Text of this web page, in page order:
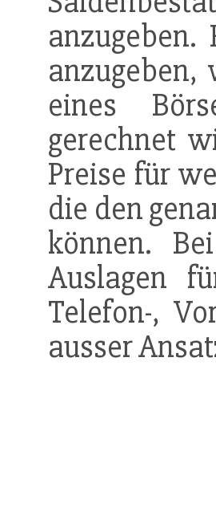
eines
gerechnet
Preise für
die den
können.
Auslagen
Telefon-,
ausser